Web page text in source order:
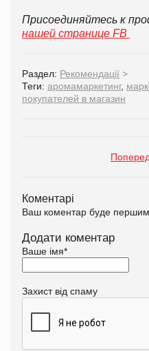
Присоединяйтесь к
нашей странице FB
Раздел: Рекомендації >
Теги: аромамаркетинг,
покупателей в магазин
Коментарі
Ваш коментар буде
Додати коментар
Ваше імя*
Захист від спаму